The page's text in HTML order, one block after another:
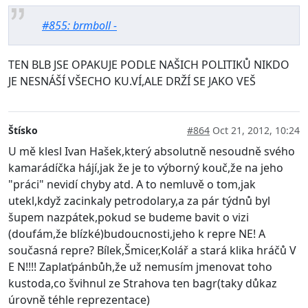
#855: brmboll -
TEN BLB JSE OPAKUJE PODLE NAŠICH POLITIKŮ NIKDO
JE NESNÁŠÍ VŠECHO KU.VÍ,ALE DRŽÍ SE JAKO VEŠ
Štísko #864 Oct 21, 2012, 10:24
U mě klesl Ivan Hašek,který absolutně nesoudně svého
kamarádíčka hájí,jak že je to výborný kouč,že na jeho
"práci" nevidí chyby atd. A to nemluvě o tom,jak
utekl,když zacinkaly petrodolary,a za pár týdnů byl
šupem nazpátek,pokud se budeme bavit o vizi
(doufám,že blízké)budoucnosti,jeho k repre NE! A
současná repre? Bílek,Šmicer,Kolář a stará klika hráčů V
E N!!!! Zaplaťpánbůh,že už nemusím jmenovat toho
kustoda,co švihnul ze Strahova ten bagr(taky důkaz
úrovně téhle reprezentace)